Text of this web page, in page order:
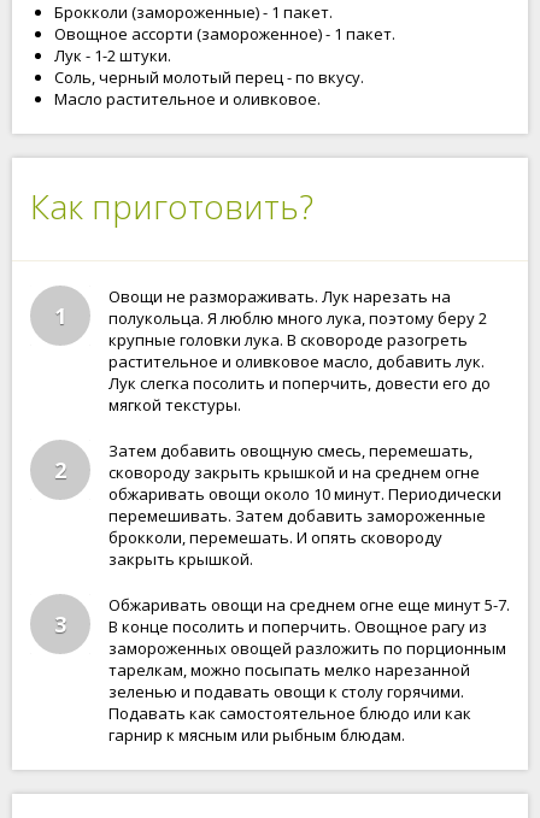
Брокколи (замороженные) - 1 пакет.
Овощное ассорти (замороженное) - 1 пакет.
Лук - 1-2 штуки.
Соль, черный молотый перец - по вкусу.
Масло растительное и оливковое.
Как приготовить?
1
Овощи не размораживать. Лук нарезать на
полукольца. Я люблю много лука, поэтому беру 2
крупные головки лука. В сковороде разогреть
растительное и оливковое масло, добавить лук.
Лук слегка посолить и поперчить, довести его до
мягкой текстуры.
2
Затем добавить овощную смесь, перемешать,
сковороду закрыть крышкой и на среднем огне
обжаривать овощи около 10 минут. Периодически
перемешивать. Затем добавить замороженные
брокколи, перемешать. И опять сковороду
закрыть крышкой.
3
Обжаривать овощи на среднем огне еще минут 5-7.
В конце посолить и поперчить. Овощное рагу из
замороженных овощей разложить по порционным
тарелкам, можно посыпать мелко нарезанной
зеленью и подавать овощи к столу горячими.
Подавать как самостоятельное блюдо или как
гарнир к мясным или рыбным блюдам.